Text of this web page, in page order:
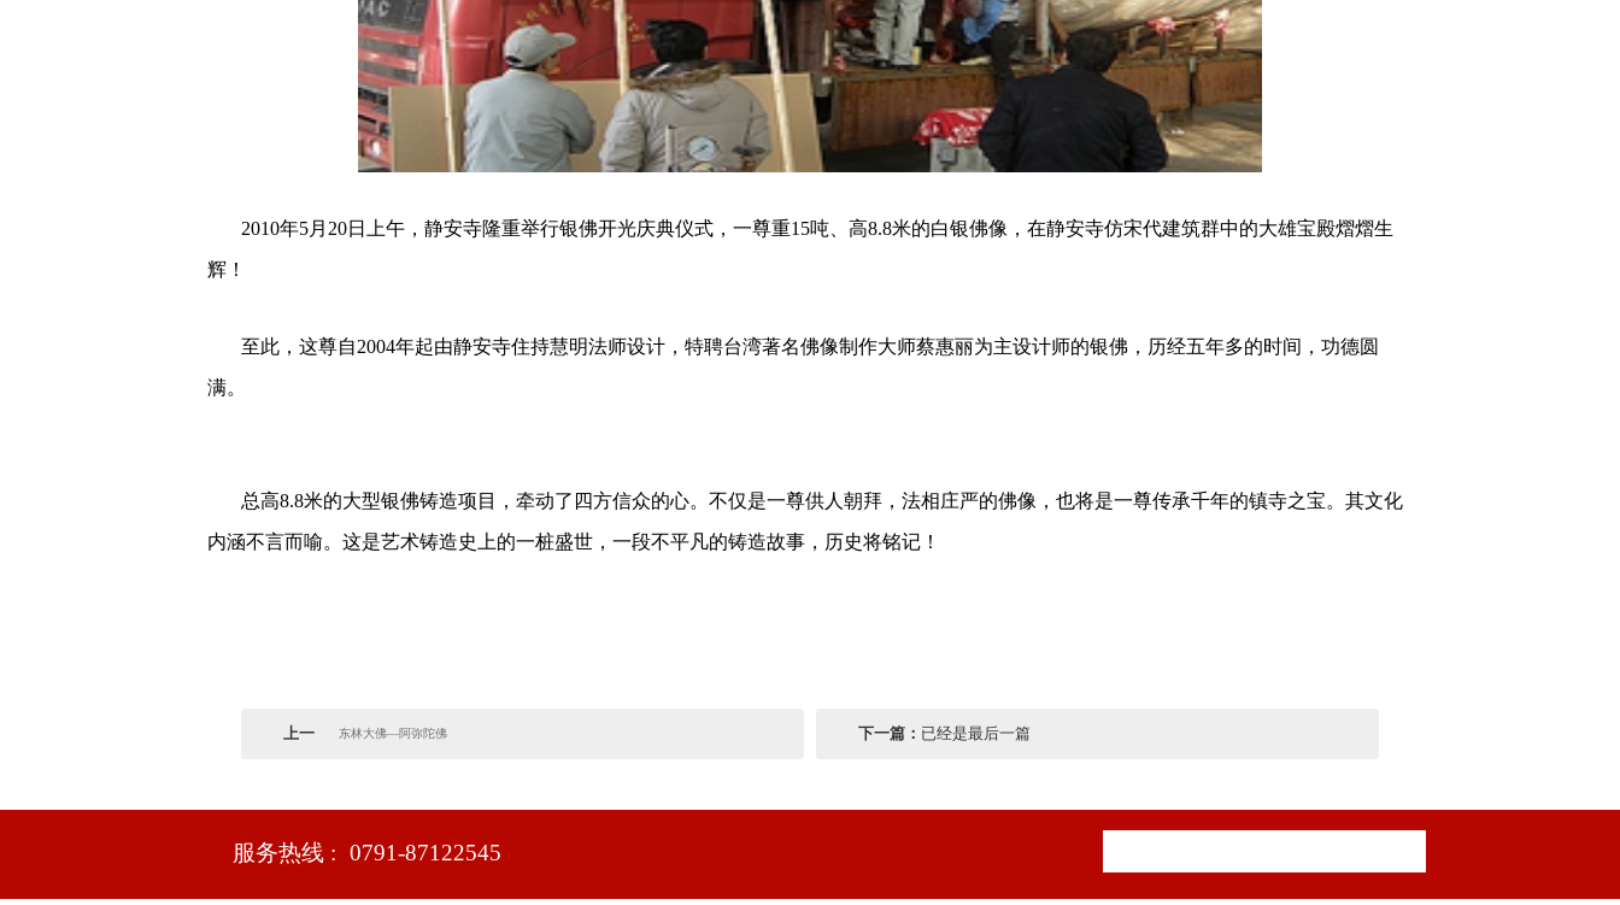
2010年5月 20日上午，静安寺隆重举行银佛开光庆典仪式，一尊重15吨、高8.8米的白银佛像， 在静安寺仿宋代建筑群中的大雄宝殿熠熠生
辉！
至此， 这尊自2004年起由静安寺住持慧明法师设计，特聘台湾著名佛像制作大师蔡惠丽为主设计师的银佛 ， 历经五年多的时间，功德圆
满。
总高8.8米的大型银佛铸造项目，牵动了四方信众的心。不仅是一尊供人朝拜，法相庄严的佛像，也将是一尊传承千年的镇寺之宝。其文化
内涵不言而喻。这是艺术铸造史上的一桩盛世，一段不平凡的铸造故事，历史将铭记！
上一 东林大佛—阿弥陀佛 下一篇： 已经是最后一篇
服务热线 : 0791-87122545